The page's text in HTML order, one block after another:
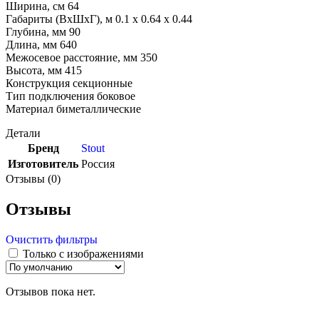
Ширина, см 64
Габариты (ВхШхГ), м 0.1 x 0.64 x 0.44
Глубина, мм 90
Длина, мм 640
Межосевое расстояние, мм 350
Высота, мм 415
Конструкция секционные
Тип подключения боковое
Материал биметаллические
Детали
Бренд
Stout
Изготовитель Россия
Отзывы (0)
Отзывы
Очистить фильтры
Только с изображениями
Отзывов пока нет.